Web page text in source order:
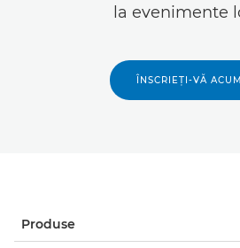
la evenimente
ÎNSCRIEŢI-VĂ ACUM
Produse